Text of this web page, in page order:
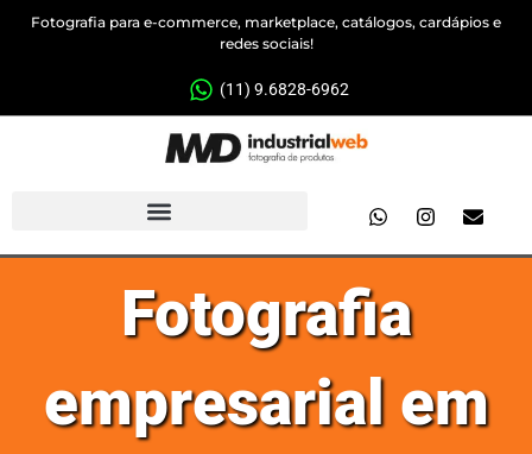
Fotografia para e-commerce, marketplace, catálogos, cardápios e
redes sociais!
(11) 9.6828-6962
Fotografia
empresarial em